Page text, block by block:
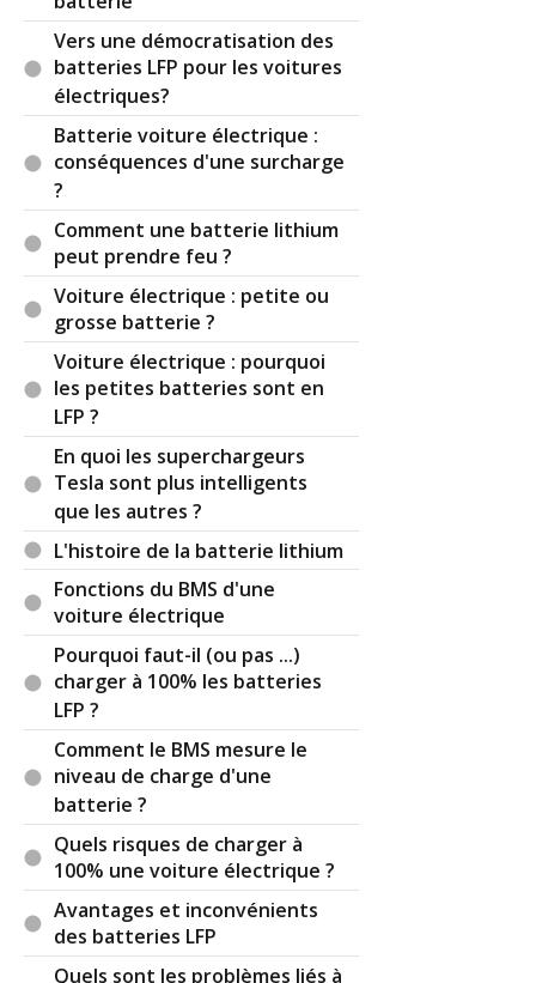
Vers une démocratisation des
batteries LFP pour les voitures
électriques?
Batterie voiture électrique :
conséquences d'une surcharge
?
Comment une batterie lithium
peut prendre feu ?
Voiture électrique : petite ou
grosse batterie ?
Voiture électrique : pourquoi
les petites batteries sont en
LFP ?
En quoi les superchargeurs
Tesla sont plus intelligents
que les autres ?
L'histoire de la batterie lithium
Fonctions du BMS d'une
voiture électrique
Pourquoi faut-il (ou pas ...)
charger à 100% les batteries
LFP ?
Comment le BMS mesure le
niveau de charge d'une
batterie ?
Quels risques de charger à
100% une voiture électrique ?
Avantages et inconvénients
des batteries LFP
Quels sont les problèmes liés à